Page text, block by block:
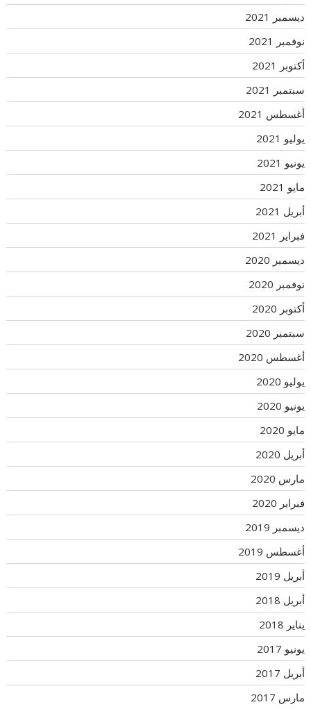
ديسمبر 2021
نوفمبر 2021
أكتوبر 2021
سبتمبر 2021
أغسطس 2021
يوليو 2021
يونيو 2021
مايو 2021
أبريل 2021
فبراير 2021
ديسمبر 2020
نوفمبر 2020
أكتوبر 2020
سبتمبر 2020
أغسطس 2020
يوليو 2020
يونيو 2020
مايو 2020
أبريل 2020
مارس 2020
فبراير 2020
ديسمبر 2019
أغسطس 2019
أبريل 2019
أبريل 2018
يناير 2018
يونيو 2017
أبريل 2017
مارس 2017